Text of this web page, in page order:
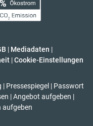
| Mediadaten |
| Cookie-Einstellungen
| Pressespiegel | Passwort
| Angebot aufgeben |
aufgeben